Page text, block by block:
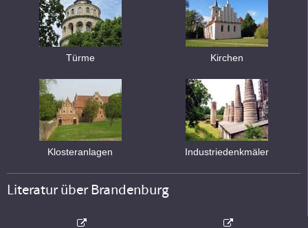
Türme Kirchen
Klosteranlagen Industriedenkmäler
Literatur über Brandenburg